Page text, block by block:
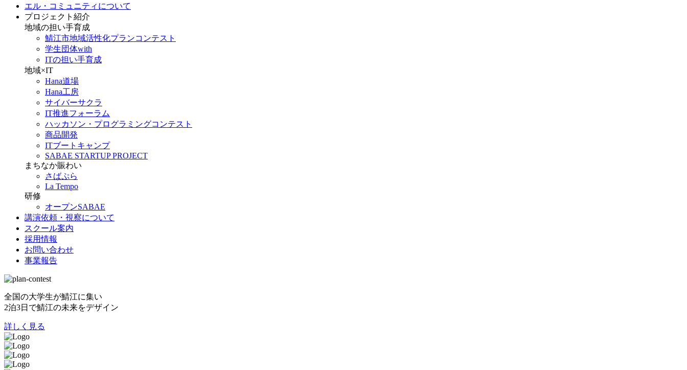
エル・コミュニティについて
プロジェクト紹介
地域の担い手育成
鯖江市地域活性化プランコンテスト
学生団体with
ITの担い手育成
地域×IT
Hana道場
Hana工房
サイバーサクラ
IT推進フォーラム
ハッカソン・プログラミングコンテスト
商品開発
ITブートキャンプ
SABAE STARTUP PROJECT
まちなか賑わい
さばぷら
La Tempo
研修
オープンSABAE
講演依頼・視察について
スクール案内
採用情報
お問い合わせ
事業報告
全国の大学生が鯖江に集い
2泊3日で鯖江の未来をデザイン
詳しく見る